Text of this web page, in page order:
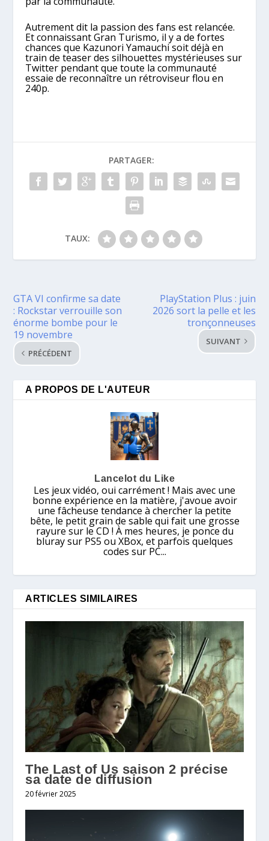
Autrement dit la passion des fans est relancée.
Et connaissant Gran Turismo, il y a de fortes
chances que Kazunori Yamauchi soit déjà en
train de teaser des silhouettes mystérieuses sur
Twitter pendant que toute la communauté
essaie de reconnaître un rétroviseur flou en
240p.
PARTAGER:
TAUX:
GTA VI confirme sa date
: Rockstar verrouille son
énorme bombe pour le
19 novembre
PRÉCÉDENT
PlayStation Plus : juin
2026 sort la pelle et les
tronçonneuses
SUIVANT
A PROPOS DE L'AUTEUR
Lancelot du Like
Les jeux vidéo, oui carrément ! Mais avec une
bonne expérience en la matière, j'avoue avoir
une fâcheuse tendance à chercher la petite
bête, le petit grain de sable qui fait une grosse
rayure sur le CD ! À mes heures, je ponce du
bluray sur PS5 ou XBox, et parfois quelques
codes sur PC...
ARTICLES SIMILAIRES
The Last of Us saison 2 précise
sa date de diffusion
20 février 2025